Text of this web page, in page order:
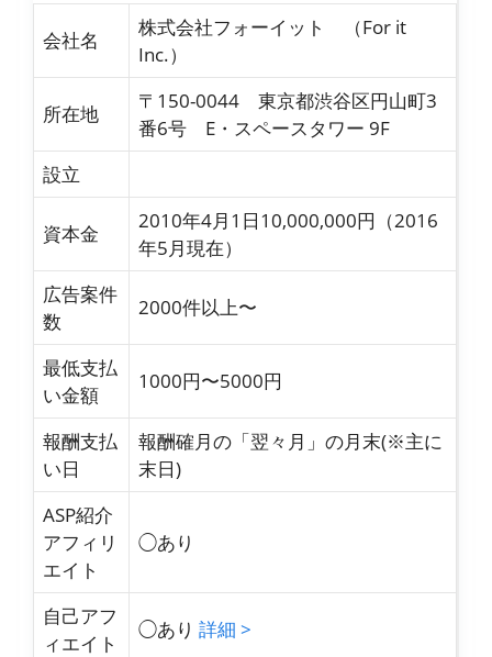
会社名
株式会社フォーイット （For it
Inc.）
所在地
〒150-0044 東京都渋谷区円山町3
番6号 E・スペースタワー 9F
設立
資本金
2010年4月1日10,000,000円（2016
年5月現在）
広告案件
数
2000件以上〜
最低支払
い金額
1000円〜5000円
報酬支払
い日
報酬確月の「翌々月」の月末(※主に
末日)
ASP紹介
アフィリ
エイト
◯あり
自己アフ
ィエイト
◯あり 詳細 >